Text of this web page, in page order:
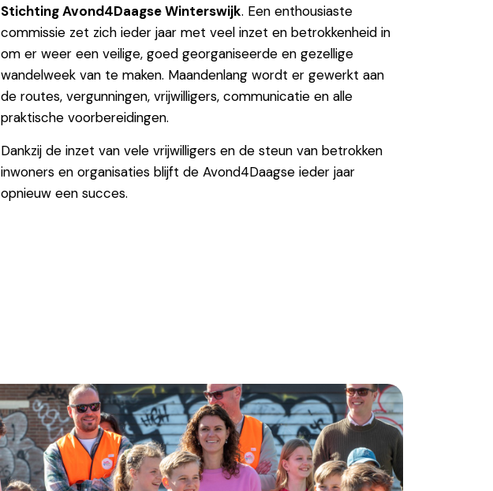
Stichting Avond4Daagse Winterswijk. Een enthousiaste
commissie zet zich ieder jaar met veel inzet en betrokkenheid in
om er weer een veilige, goed georganiseerde en gezellige
wandelweek van te maken. Maandenlang wordt er gewerkt aan
de routes, vergunningen, vrijwilligers, communicatie en alle
praktische voorbereidingen.
Dankzij de inzet van vele vrijwilligers en de steun van betrokken
inwoners en organisaties blijft de Avond4Daagse ieder jaar
opnieuw een succes.